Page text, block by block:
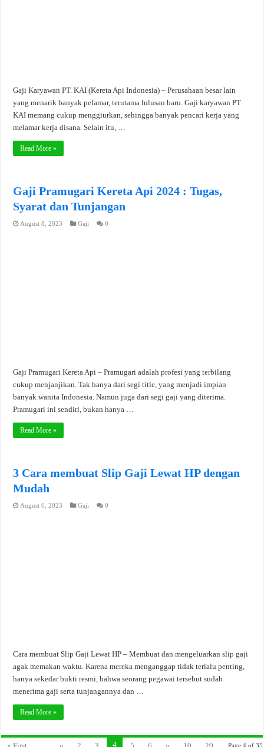
Gaji Karyawan PT. KAI (Kereta Api Indonesia) – Perusahaan besar lain
yang menarik banyak pelamar, terutama lulusan baru. Gaji karyawan PT
KAI memang cukup menggiurkan, sehingga banyak pencari kerja yang
melamar kerja disana. Selain itu, …
Read More »
Gaji Pramugari Kereta Api 2024 : Tugas,
Syarat dan Tunjangan
August 8, 2023 Gaji 0
Gaji Pramugari Kereta Api – Pramugari adalah profesi yang terbilang
cukup menjanjikan. Tak hanya dari segi title, yang menjadi impian
banyak wanita Indonesia. Namun juga dari segi gaji yang diterima.
Pramugari ini sendiri, bukan hanya …
Read More »
3 Cara membuat Slip Gaji Lewat HP dengan
Mudah
August 6, 2023 Gaji 0
Cara membuat Slip Gaji Lewat HP – Membuat dan mengeluarkan slip gaji
agak memakan waktu. Karena mereka menganggap tidak terlalu penting,
hanya sekedar bukti resmi, bahwa seorang pegawai tersebut sudah
menerima gaji serta tunjangannya dan …
Read More »
Page 4 of 35
4